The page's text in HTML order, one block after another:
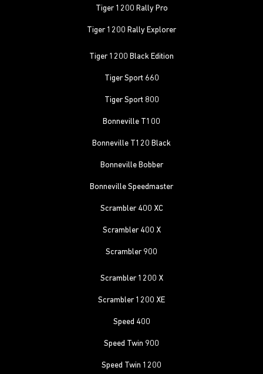
Tiger 1200 Rally Pro
Tiger 1200 Rally Explorer
Tiger 1200 Black Edition
Tiger Sport 660
Tiger Sport 800
Bonneville T100
Bonneville T120 Black
Bonneville Bobber
Bonneville Speedmaster
Scrambler 400 XC
Scrambler 400 X
Scrambler 900
Scrambler 1200 X
Scrambler 1200 XE
Speed 400
Speed Twin 900
Speed Twin 1200